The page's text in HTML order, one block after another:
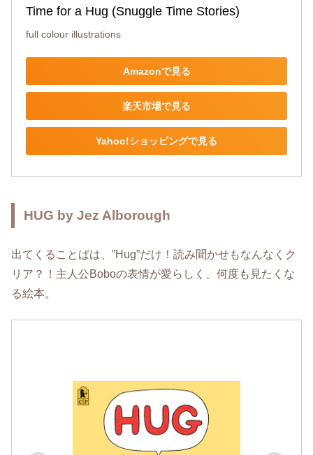
Time for a Hug (Snuggle Time Stories)
full colour illustrations
Amazonで見る
楽天市場で見る
Yahoo!ショッピングで見る
HUG by Jez Alborough
出てくることばは、”Hug”だけ！読み聞かせもなんなくク
リア？！主人公Boboの表情が愛らしく、何度も見たくな
る絵本。